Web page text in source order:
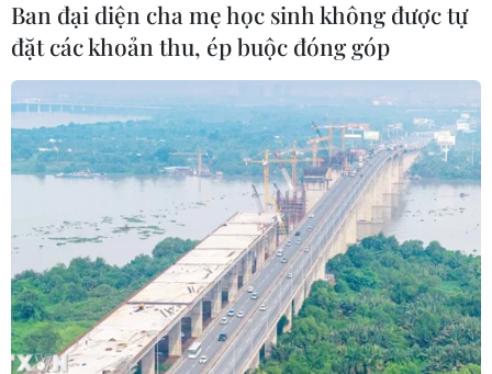
08/11/2019 05:09
Chỉ tính riêng năm 2018, đã có khoảng 300.000 lượt
bệnh nhân là người nước ngoài khám, chữa bệnh tại
Việt Nam, trong đó có 57.000 lượt bệnh nhân điều trị nội
trú.
Ban đại diện cha mẹ học sinh không được tự
đặt các khoản thu, ép buộc đóng góp